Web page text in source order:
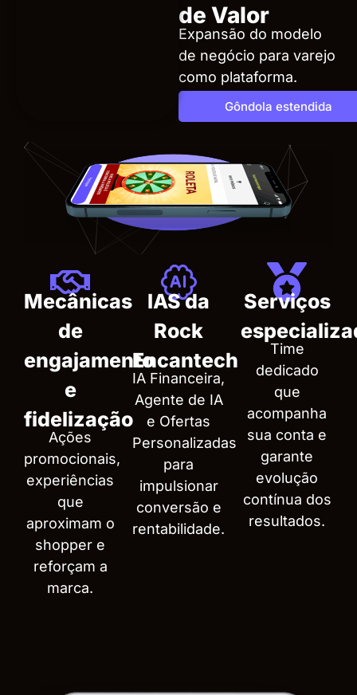
de Valor
Expansão do modelo
de negócio para varejo
como plataforma.
Gôndola estendida
Mecânicas
de
engajamento
e
fidelização
Ações
promocionais,
experiências
que
aproximam o
shopper e
reforçam a
marca.
IAS da
Rock
Encantech
IA Financeira,
Agente de IA
e Ofertas
Personalizadas
para
impulsionar
conversão e
rentabilidade.
Serviços
Time
dedicado
que
acompanha
sua conta e
garante
evolução
contínua dos
resultados.